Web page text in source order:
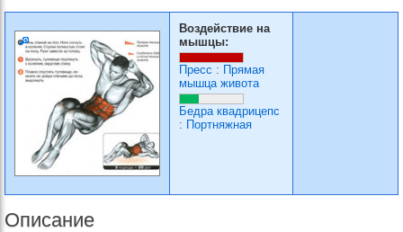
Воздействие на
мышцы:
Пресс : Прямая
мышца живота
Бедра квадрицепс
: Портняжная
Описание